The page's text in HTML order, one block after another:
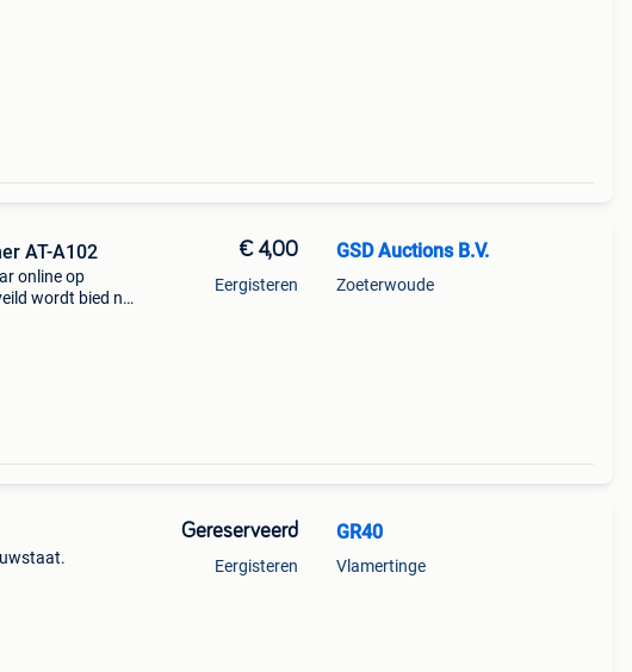
AT-A102
online op
wordt bied nu
€ 4,00
Eergisteren
GSD Auctions B.V.
Zoeterwoude
Gereserveerd
Eergisteren
GR40
Vlamertinge